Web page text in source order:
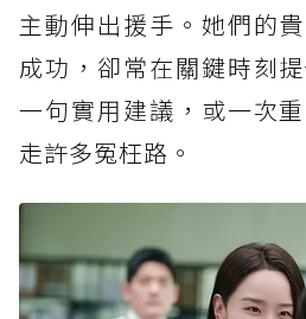
主動伸出援手。她們的
成功，卻常在關鍵時刻
一句實用建議，或一次
走許多冤枉路。